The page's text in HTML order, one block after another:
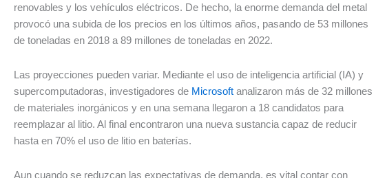
renovables y los vehículos eléctricos. De hecho, la enorme demanda del metal
provocó una subida de los precios en los últimos años, pasando de 53 millones
de toneladas en 2018 a 89 millones de toneladas en 2022.
Las proyecciones pueden variar. Mediante el uso de inteligencia artificial (IA) y
supercomputadoras, investigadores de Microsoft analizaron más de 32 millones
de materiales inorgánicos y en una semana llegaron a 18 candidatos para
reemplazar al litio. Al final encontraron una nueva sustancia capaz de reducir
hasta en 70% el uso de litio en baterías.
Aun cuando se reduzcan las expectativas de demanda, es vital contar con